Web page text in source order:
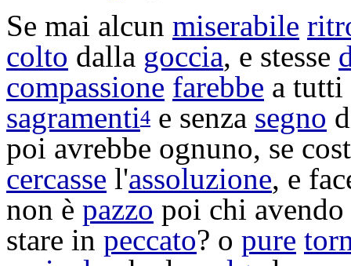
Se mai alcun miserabile
colto dalla goccia, e stesse
compassione farebbe a
sagramenti4 e senza segno
poi avrebbe ognuno, se
cercasse l'assoluzione, e
non è pazzo poi chi avendo
stare in peccato? o pure